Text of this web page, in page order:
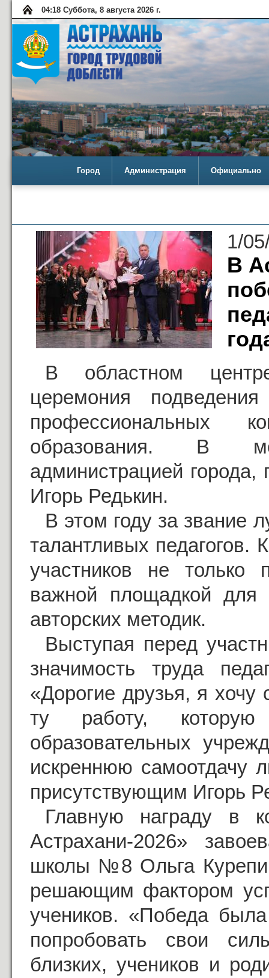
04:18 Суббота, 8 августа 2026 г.
Город Администрация Официально
1/
В
В областном
церемония
профессиональных
образования. В
администрацией города,
Игорь Редькин.
В этом году за звание
талантливых педагогов.
участников не только
важной площадкой для
авторских методик.
Выступая перед
значимость труда
«Дорогие друзья, я
ту работу,
образовательных
искреннюю самоотдачу
присутствующим Игорь
Главную награду в
Астрахани-2026»
школы №8 Ольга
решающим фактором
учеников. «Победа
попробовать свои
близких, учеников и